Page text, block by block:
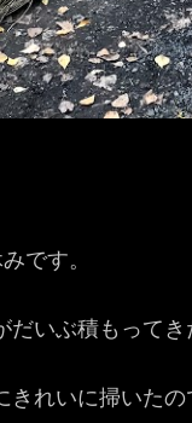
です。
いぶ積もってき
れいに掃いた